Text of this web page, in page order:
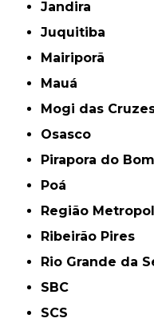
Jandira
Juquitiba
Mairiporã
Mauá
Mogi das
Osasco
Pirapora do
Poá
Região
Ribeirão Pires
Rio Grande da
SBC
SCS